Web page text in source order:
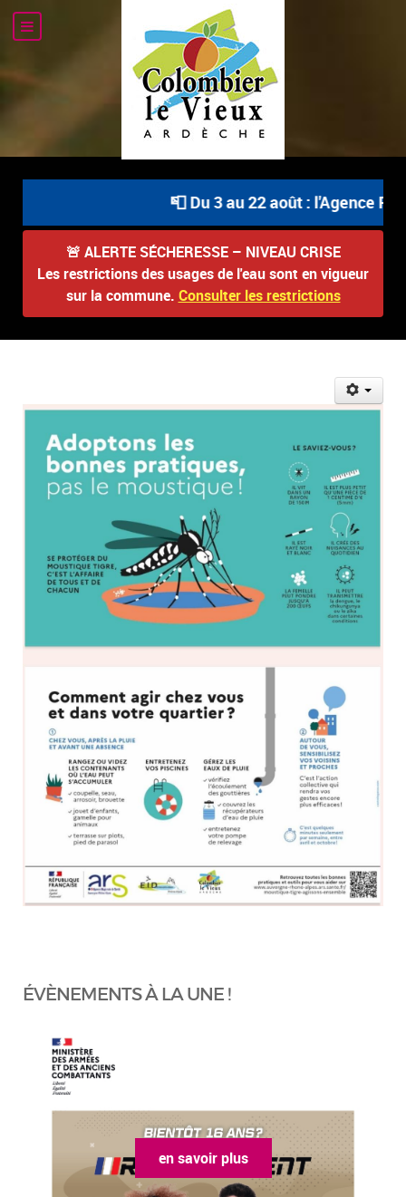
📮 Du 3 au 22 août : l'Agence
🚨 ALERTE SÉCHERESSE – NIVEAU CRISE
Les restrictions des usages de l'eau sont en vigueur
sur la commune. Consulter les restrictions
ÉVÈNEMENTS À LA UNE !
en savoir plus